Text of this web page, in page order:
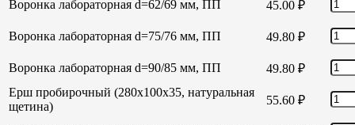
Воронка лабораторная d=62/69 мм, ПП 45.00 ₽
Воронка лабораторная d=75/76 мм, ПП 49.80 ₽
Воронка лабораторная d=90/85 мм, ПП 49.80 ₽
Ерш пробирочный (280х100х35, натуральная
щетина)
55.60 ₽